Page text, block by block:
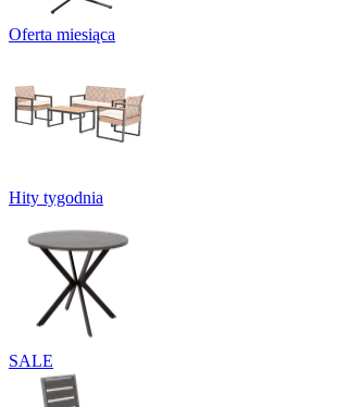
Oferta miesiąca
Hity tygodnia
SALE